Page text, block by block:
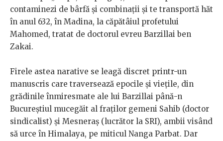
contaminezi de bârfă și combinații și te transportă hăt
în anul 632, în Madina, la căpătâiul profetului
Mahomed, tratat de doctorul evreu Barzillai ben
Zakai.
Firele astea narative se leagă discret printr-un
manuscris care traversează epocile și viețile, din
grădinile înmiresmate ale lui Barzillai până-n
Bucureștiul mucegăit al fraților gemeni Sahib (doctor
sindicalist) și Mesneraș (lucrător la SRI), ambii visând
să urce în Himalaya, pe miticul Nanga Parbat. Dar